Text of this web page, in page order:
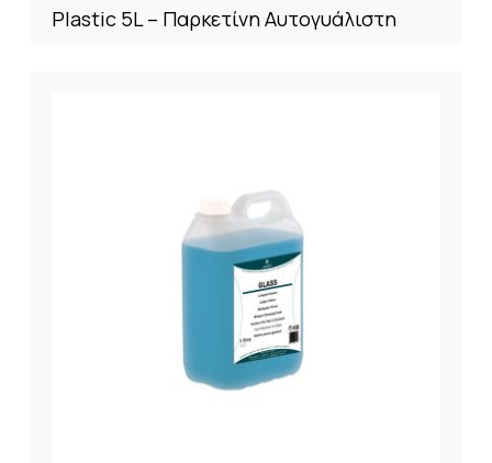
Plastic 5L – Παρκετίνη Αυτογυάλιστη